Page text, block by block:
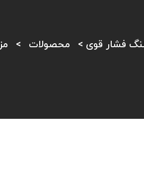
فشار قوی > محصولات >